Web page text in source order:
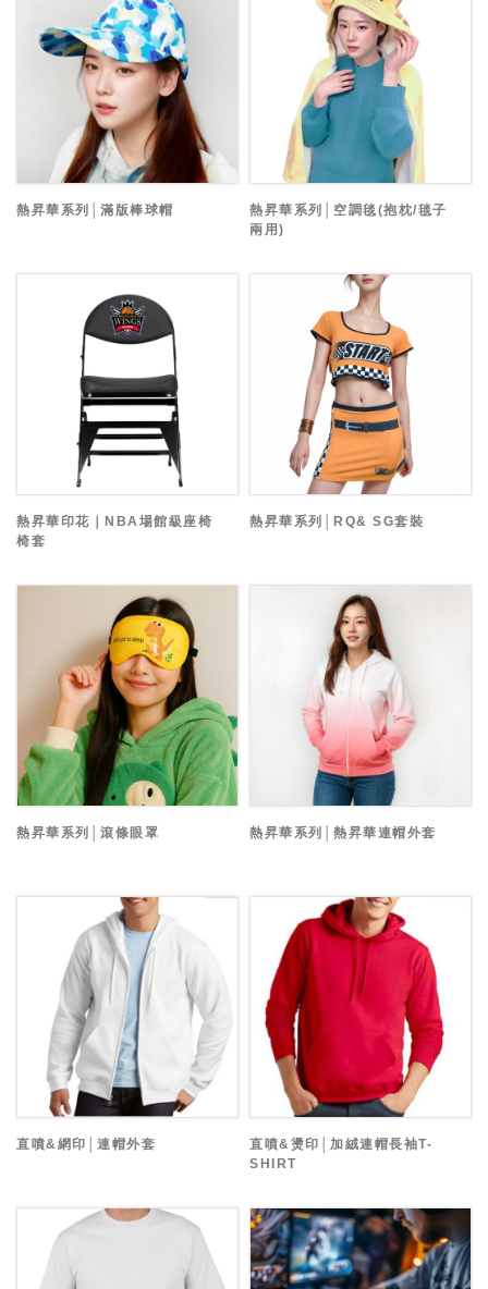
熱昇華系列│滿版棒球帽
熱昇華系列│空調毯(抱枕/毯子
兩用)
熱昇華印花｜NBA場館級座椅
椅套
熱昇華系列│RQ& SG套裝
熱昇華系列│滾條眼罩 熱昇華系列│熱昇華連帽外套
直噴&網印│連帽外套
直噴&燙印│加絨連帽長袖T-
SHIRT